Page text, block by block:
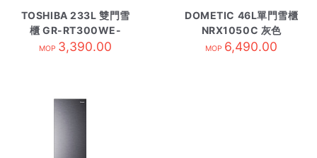
TOSHIBA 233L 雙門雪
櫃 GR-RT300WE-
PMA
MOP 3,390.00
DOMETIC 46L單門雪櫃
NRX1050C 灰色
MOP 6,490.00